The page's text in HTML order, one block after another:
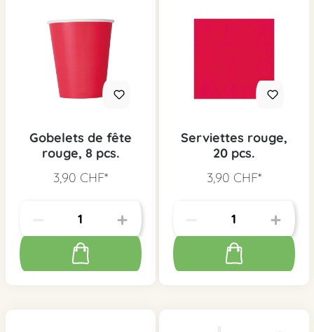
Gobelets de fête
rouge, 8 pcs.
3,90 CHF*
Serviettes rouge,
20 pcs.
3,90 CHF*